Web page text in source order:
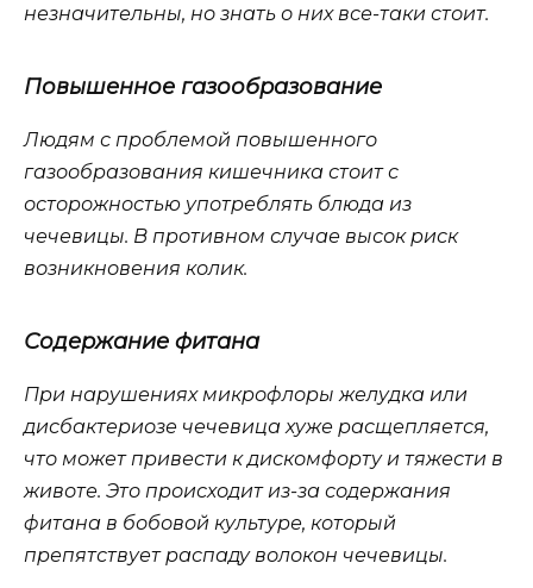
незначительны, но знать о них все-таки стоит.
Повышенное газообразование
Людям с проблемой повышенного
газообразования кишечника стоит с
осторожностью употреблять блюда из
чечевицы. В противном случае высок риск
возникновения колик.
Содержание фитана
При нарушениях микрофлоры желудка или
дисбактериозе чечевица хуже расщепляется,
что может привести к дискомфорту и тяжести в
животе. Это происходит из-за содержания
фитана в бобовой культуре, который
препятствует распаду волокон чечевицы.